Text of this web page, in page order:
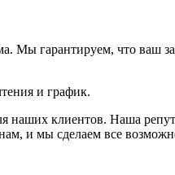
Мы гарантируем, что ваш
и график.
наших клиентов. Наша
и мы сделаем все